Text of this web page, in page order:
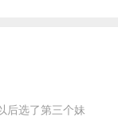
后选了第三个妹